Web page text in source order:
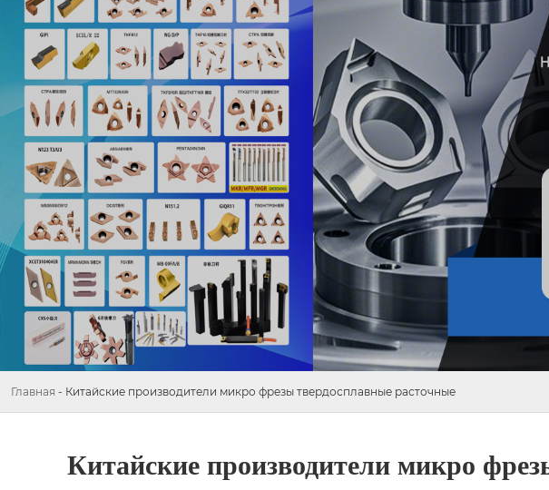
Главная - Китайские производители микро фрезы твердосплавные расточные
Китайские производители микро